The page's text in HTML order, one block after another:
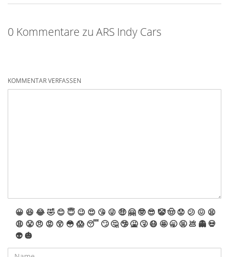
0 Kommentare zu ARS Indy Cars
KOMMENTAR VERFASSEN
😀 😆 😂🤣 😊 😇 😉 😍 😘 😜 🤑 🤗 🤓 😎 🤡🤠 😟 😕 😖 😫
😩 😤 😠 😡 😲 😳 😱 😴 🙄 🤔 🤥 🤮 🤧 😷 🤩 🥱 🤬 💩 👻 💀
👽 🎃